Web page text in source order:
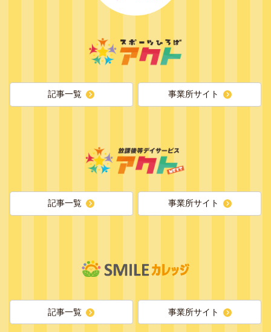
記事一覧 事業所サイト
記事一覧 事業所サイト
記事一覧 事業所サイト